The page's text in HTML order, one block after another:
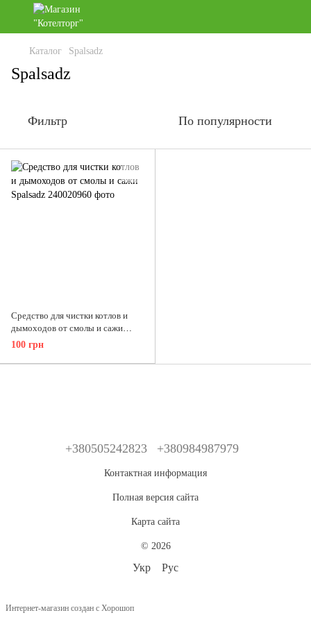
Каталог Spalsadz
Spalsadz
Фильтр По популярности
Средство для чистки котлов и
дымоходов от смолы и сажи
Spalsadz
100 грн
+380505242823 +380984987979
Контактная информация
Полная версия сайта
Карта сайта
© 2026
Укр Рус
Интернет-магазин создан с Хорошоп